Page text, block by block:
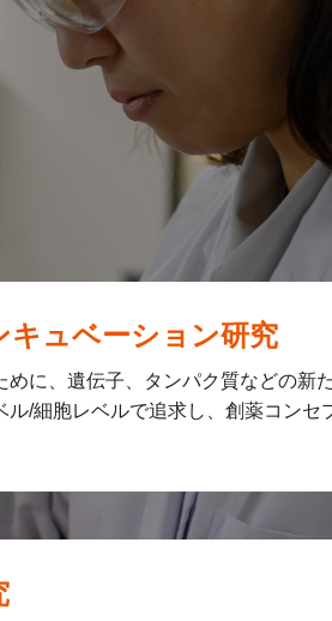
キュベーション研究
めに、遺伝子、タンパク質などの新
ル/細胞レベルで追求し、創薬コンセ